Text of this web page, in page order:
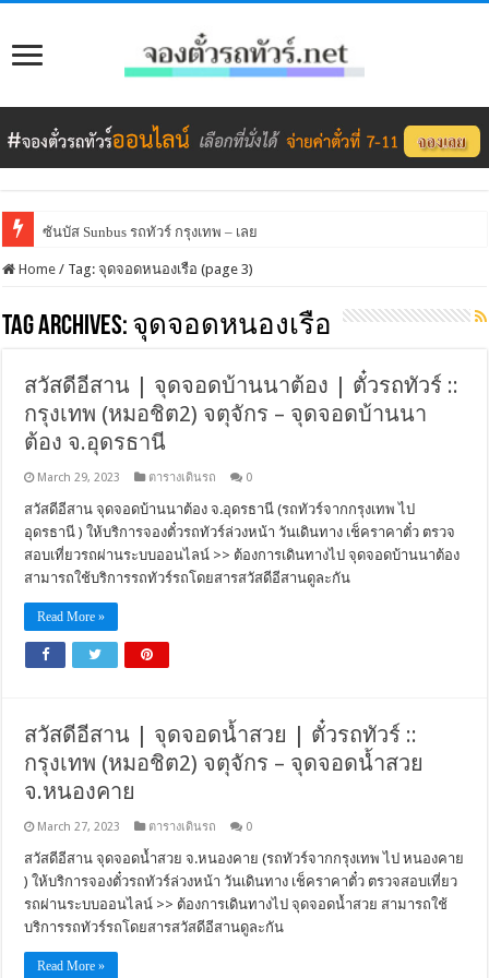
ซันบัส Sunbus รถทัวร์ กรุงเทพ – เลย
Home / Tag:จุดจอดหนองเรือ (page 3)
Tag Archives: จุดจอดหนองเรือ
สวัสดีอีสาน | จุดจอดบ้านนาต้อง | ตั๋วรถทัวร์ ::
กรุงเทพ (หมอชิต2) จตุจักร – จุดจอดบ้านนา
ต้อง จ.อุดรธานี
March 29, 2023 ตารางเดินรถ 0
สวัสดีอีสาน จุดจอดบ้านนาต้อง จ.อุดรธานี (รถทัวร์จากกรุงเทพ ไป
อุดรธานี ) ให้บริการจองตั๋วรถทัวร์ล่วงหน้า วันเดินทาง เช็คราคาตั๋ว ตรวจ
สอบเที่ยวรถผ่านระบบออนไลน์ >> ต้องการเดินทางไป จุดจอดบ้านนาต้อง
สามารถใช้บริการรถทัวร์รถโดยสารสวัสดีอีสานดูละกัน
Read More »
สวัสดีอีสาน | จุดจอดน้ำสวย | ตั๋วรถทัวร์ ::
กรุงเทพ (หมอชิต2) จตุจักร – จุดจอดน้ำสวย
จ.หนองคาย
March 27, 2023 ตารางเดินรถ 0
สวัสดีอีสาน จุดจอดน้ำสวย จ.หนองคาย (รถทัวร์จากกรุงเทพ ไป หนองคาย
) ให้บริการจองตั๋วรถทัวร์ล่วงหน้า วันเดินทาง เช็คราคาตั๋ว ตรวจสอบเที่ยว
รถผ่านระบบออนไลน์ >> ต้องการเดินทางไป จุดจอดน้ำสวย สามารถใช้
บริการรถทัวร์รถโดยสารสวัสดีอีสานดูละกัน
Read More »